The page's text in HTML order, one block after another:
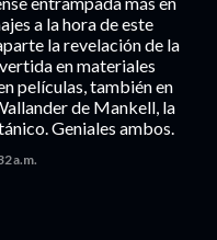
a la hora de este
la revelación de la
en materiales
películas, también en
de Mankell, la
Geniales ambos.
a.m.